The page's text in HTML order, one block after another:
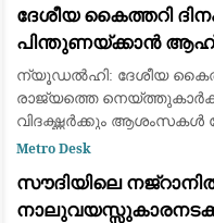
ദേശീയ കൈത്തറി
പിന്തുണയ്ക്കാൻ
നരേന്ദ്ര മോദി
ന്യൂഡൽഹി: ദേശീയ
രാജ്യത്തെ
വിദഗ്ദ്ധർക്കും ആശംസകൾ
നരേന്ദ്ര മോദി.
മാറ്റിവെച്ച
Metro Desk
സൗദിയിലെ